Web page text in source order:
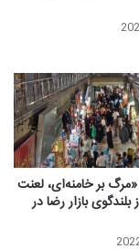
بر خامنه‌ای، لعنت
بازار رضا در